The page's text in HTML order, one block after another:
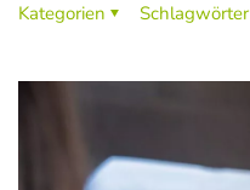
Kategorien Schlagwörter